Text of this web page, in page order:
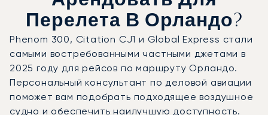
Перелета В Орландо?
Phenom 300, Citation CJ1 и Global Express стали
самыми востребованными частными джетами в
2025 году для рейсов по маршруту Орландо.
Персональный консультант по деловой авиации
поможет вам подобрать подходящее воздушное
судно и обеспечить наилучшую доступность.